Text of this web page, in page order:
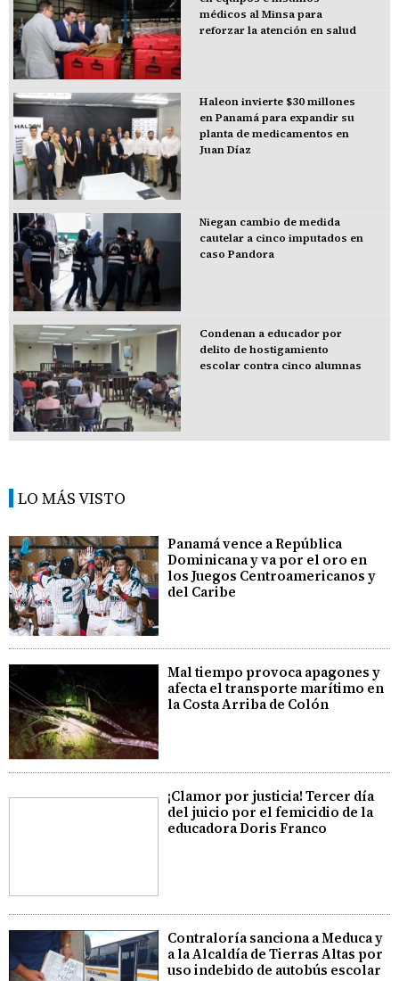
médicos al Minsa para
reforzar la atención en salud
Haleon invierte $30 millones
en Panamá para expandir su
planta de medicamentos en
Juan Díaz
Niegan cambio de medida
cautelar a cinco imputados en
caso Pandora
Condenan a educador por
delito de hostigamiento
escolar contra cinco alumnas
LO MÁS VISTO
Panamá vence a República
Dominicana y va por el oro en
los Juegos Centroamericanos y
del Caribe
Mal tiempo provoca apagones y
afecta el transporte marítimo en
la Costa Arriba de Colón
¡Clamor por justicia! Tercer día
del juicio por el femicidio de la
educadora Doris Franco
Contraloría sanciona a Meduca y
a la Alcaldía de Tierras Altas por
uso indebido de autobús escolar